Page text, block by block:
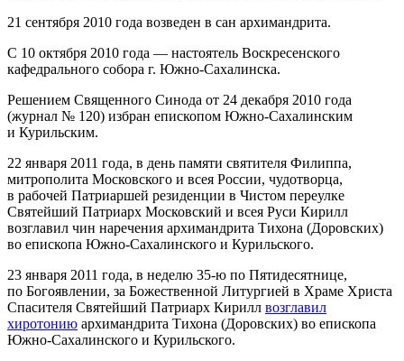
21 сентября 2010 года возведен в сан архимандрита.
С 10 октября 2010 года — настоятель Воскресенского
кафедрального собора г. Южно‐Сахалинска.
Решением Священного Синода от 24 декабря 2010 года
(журнал № 120) избран епископом Южно‐Сахалинским
и Курильским.
22 января 2011 года, в день памяти святителя Филиппа,
митрополита Московского и всея России, чудотворца,
в рабочей Патриаршей резиденции в Чистом переулке
Святейший Патриарх Московский и всея Руси Кирилл
возглавил чин наречения архимандрита Тихона (Доровских)
во епископа Южно‐Сахалинского и Курильского.
23 января 2011 года, в неделю 35-ю по Пятидесятнице,
по Богоявлении, за Божественной Литургией в Храме Христа
Спасителя Святейший Патриарх Кирилл возглавил
хиротонию архимандрита Тихона (Доровских) во епископа
Южно‐Сахалинского и Курильского.